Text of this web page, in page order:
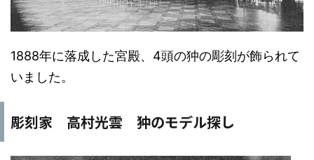
1888年に落成した宮殿、4頭の狆の彫刻が飾られて
いました。
彫刻家 高村光雲 狆のモデル探し